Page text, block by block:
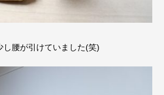
腰が引けていました(笑)